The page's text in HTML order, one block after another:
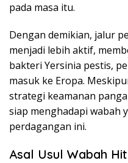
pada masa itu.
Dengan demikian, jalur
menjadi lebih aktif,
bakteri Yersinia pestis,
masuk ke Eropa.
strategi keamanan
siap menghadapi wabah
perdagangan ini.
Asal Usul Wabah